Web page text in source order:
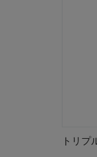
トリプ